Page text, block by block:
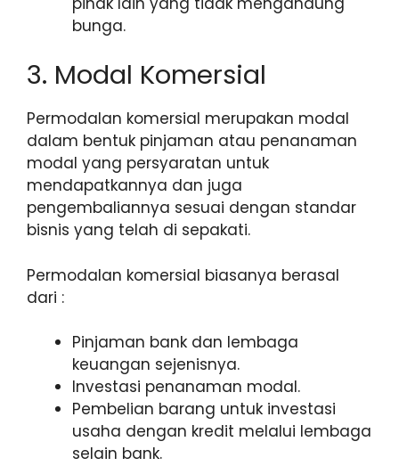
bunga.
3. Modal Komersial
Permodalan komersial merupakan modal
dalam bentuk pinjaman atau penanaman
modal yang persyaratan untuk
mendapatkannya dan juga
pengembaliannya sesuai dengan standar
bisnis yang telah di sepakati.
Permodalan komersial biasanya berasal
dari :
Pinjaman bank dan lembaga
keuangan sejenisnya.
Investasi penanaman modal.
Pembelian barang untuk investasi
usaha dengan kredit melalui lembaga
selain bank.